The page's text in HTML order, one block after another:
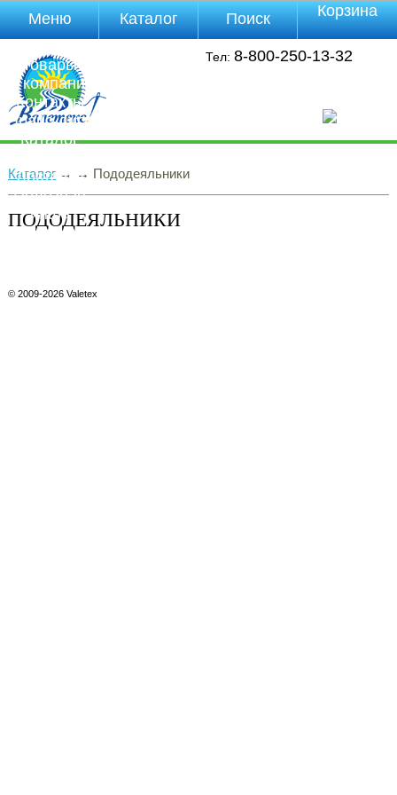
Тел: 8-800-250-13-32
Каталог→ → Пододеяльники
ПОДОДЕЯЛЬНИКИ
© 2009-2026 Valetex
Меню
товары
О компании
Контакты
Прайс-лист
Каталог
Доставка
Полезная
инфа
Магазины
Каталог Поиск Корзина